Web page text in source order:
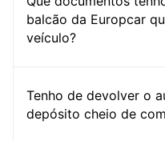
balcão da Europcar
veículo?
Tenho de devolver o
depósito cheio de